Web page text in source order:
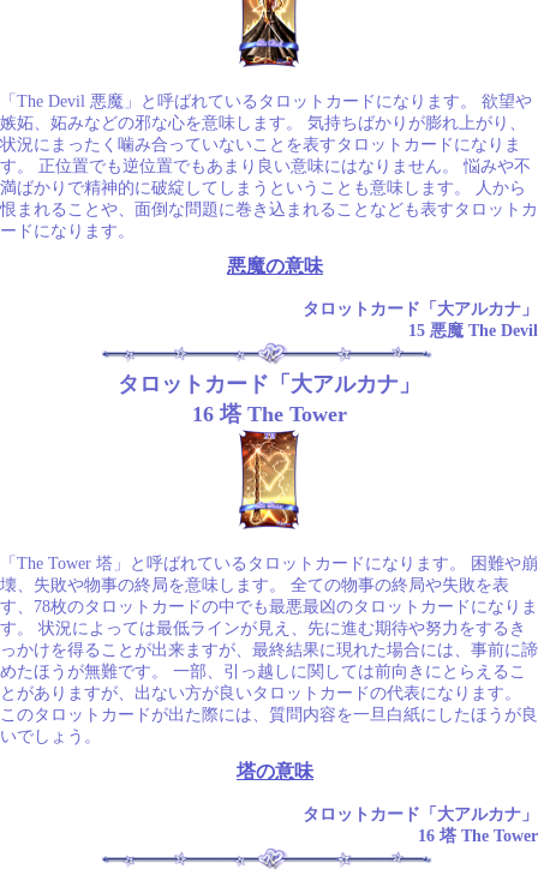
「The Devil 悪魔」と呼ばれているタロットカードになります。 欲望や
嫉妬、妬みなどの邪な心を意味します。 気持ちばかりが膨れ上がり、
状況にまったく噛み合っていないことを表すタロットカードになりま
す。 正位置でも逆位置でもあまり良い意味にはなりません。 悩みや不
満ばかりで精神的に破綻してしまうということも意味します。 人から
恨まれることや、面倒な問題に巻き込まれることなども表すタロットカ
ードになります。
悪魔の意味
タロットカード「大アルカナ」
15 悪魔 The Devil
タロットカード「大アルカナ」
16 塔 The Tower
「The Tower 塔」と呼ばれているタロットカードになります。 困難や崩
壊、失敗や物事の終局を意味します。 全ての物事の終局や失敗を表
す、78枚のタロットカードの中でも最悪最凶のタロットカードになりま
す。 状況によっては最低ラインが見え、先に進む期待や努力をするき
っかけを得ることが出来ますが、最終結果に現れた場合には、事前に諦
めたほうが無難です。 一部、引っ越しに関しては前向きにとらえるこ
とがありますが、出ない方が良いタロットカードの代表になります。
このタロットカードが出た際には、質問内容を一旦白紙にしたほうが良
いでしょう。
塔の意味
タロットカード「大アルカナ」
16 塔 The Tower